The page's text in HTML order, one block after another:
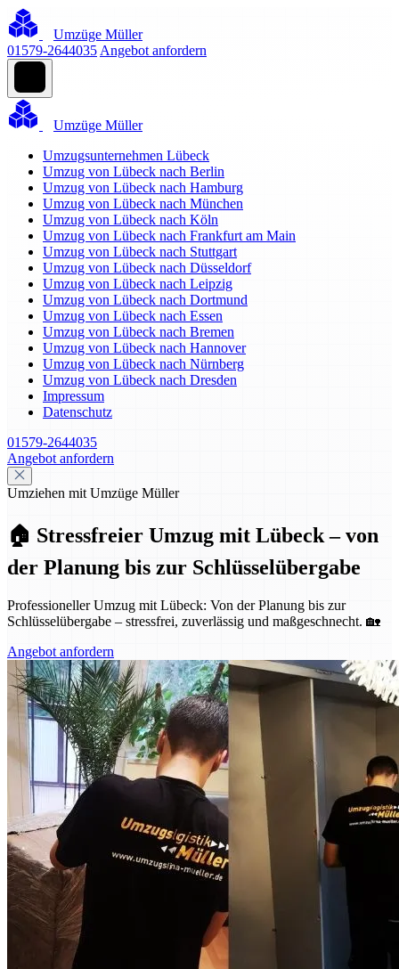
Umzüge Müller
01579-2644035 Angebot anfordern
Umzüge Müller
Umzugsunternehmen Lübeck
Umzug von Lübeck nach Berlin
Umzug von Lübeck nach Hamburg
Umzug von Lübeck nach München
Umzug von Lübeck nach Köln
Umzug von Lübeck nach Frankfurt am Main
Umzug von Lübeck nach Stuttgart
Umzug von Lübeck nach Düsseldorf
Umzug von Lübeck nach Leipzig
Umzug von Lübeck nach Dortmund
Umzug von Lübeck nach Essen
Umzug von Lübeck nach Bremen
Umzug von Lübeck nach Hannover
Umzug von Lübeck nach Nürnberg
Umzug von Lübeck nach Dresden
Impressum
Datenschutz
01579-2644035
Angebot anfordern
Umziehen mit Umzüge Müller
🏠 Stressfreier Umzug mit Lübeck – von
der Planung bis zur Schlüsselübergabe
Professioneller Umzug mit Lübeck: Von der Planung bis zur
Schlüsselübergabe – stressfrei, zuverlässig und maßgeschnecht. 🏡
Angebot anfordern